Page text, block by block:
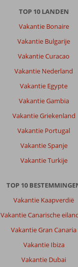
TOP 10 LANDEN
Vakantie Bonaire
Vakantie Bulgarije
Vakantie Curacao
Vakantie Nederland
Vakantie Egypte
Vakantie Gambia
Vakantie Griekenland
Vakantie Portugal
Vakantie Spanje
Vakantie Turkije
TOP 10
Vakantie Kaapverdië
Vakantie Canarische
Vakantie Gran Canaria
Vakantie Ibiza
Vakantie Dubai